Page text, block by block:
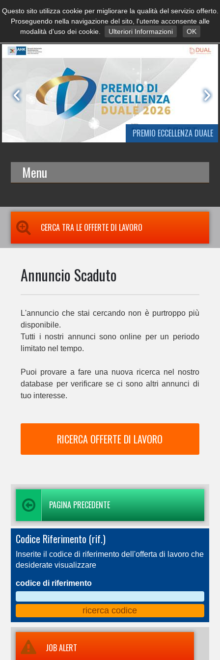
PREMIO ECCELLENZA DUALE
Menu
CERCA TRA LE OFFERTE DI LAVORO
Annuncio Scaduto
L'annuncio che stai cercando non è purtroppo più
disponibile.
Tutti i nostri annunci sono online per un periodo
limitato nel tempo.
Puoi provare a fare una nuova ricerca nel nostro
database per verificare se ci sono altri annunci di
tuo interesse.
RICERCA OFFERTE DI LAVORO
PAGINA PRECEDENTE
Codice Riferimento (rif.)
Inserite il codice di riferimento dell'offerta di lavoro che
desiderate visualizzare
codice di riferimento
JOB ALERT
Questo sito utilizza cookie per migliorare la qualità del servizio offerto.
Proseguendo nella navigazione del sito, l'utente acconsente alle
modalità d'uso dei cookie.
Ulteriori Informazioni OK